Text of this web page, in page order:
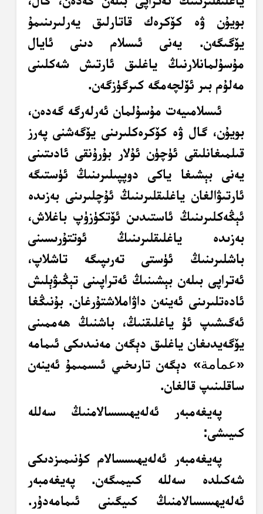
بويۇن ۋە كۆكرەك قاتارلىق يەرلىرىنىمۇ
يۆگىگەن. يەنى ئىسلام دىنى ئايال
مۇسۇلمانلارنىڭ ياغلىق ئارتىش شەكلىنى
مەلۇم بىر ئۆلچەمگە كىرگۈزگەن.
ئىسلامىيەت مۇسۇلمان ئەرلەرگە گەدەن،
بويۇن، گال ۋە كۆكرەكلىرىنى يۆگەشنى پەرز
قىلمىغانلىقى ئۈچۈن ئۇلار بۇرۇنقى ئادىتىنى
يەنى بېشىغا ياكى دوپپىلىرىنىڭ ئۈستىگە
ئارتىۋالغان ياغلىقلىرىنىڭ ئۇچلىرىنى بەزىدە
ئېڭەكلىرىنىڭ ئاستىدىن ئۆتكۈزۈپ باغلاش،
بەزىدە ياغلىقلىرىنىڭ ئوتتۇرىسىنى
باشلىرىنىڭ ئۈستى تەرىپىگە تاشلاپ،
ئەتراپى بىلەن بېشىنىڭ ئەتراپىنى تېڭىۋېلىش
ئادەتلىرىنى ئەينەن داۋاملاشتۇرغان. بۇنىڭغا
ئەگىشىپ ئۇ ياغلىقنىڭ، باشنىڭ ھەممىنى
يۆگەيدىغان ياغلىق دېگەن مەنىدىكى ئىمامە
«عمامة» دېگەن تارىخىي ئىسمىمۇ ئەينەن
ساقلىنىپ قالغان.
پەيغەمبەر ئەلەيھىسسالامنىڭ سەللە
كىيىشى:
پەيغەمبەر ئەلەيھىسسالام كۈنىمىزدىكى
شەكىلدە سەللە كىيمىگەن. پەيغەمبەر
ئەلەيھىسسالامنىڭ كىيگىنى ئىمامەدۇر.